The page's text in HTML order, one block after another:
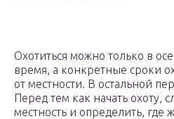
Охотиться можно только в
время, а конкретные сроки
от местности. В остальной
Перед тем как начать охоту,
местность и определить, где